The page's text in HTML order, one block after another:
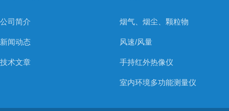
公司简介
新闻动态
技术文章
烟气、烟尘、颗粒物
风速/风量
手持红外热像仪
室内环境多功能测量仪